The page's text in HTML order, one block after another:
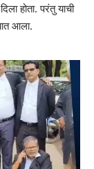
होता. परंतु याची
आला.